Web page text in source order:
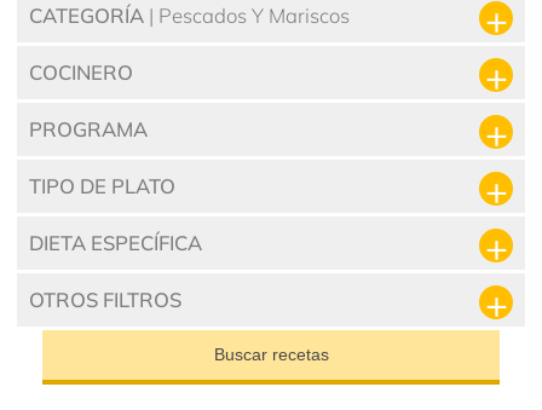
CATEGORÍA | Pescados Y Mariscos
COCINERO
PROGRAMA
TIPO DE PLATO
DIETA ESPECÍFICA
OTROS FILTROS
Buscar recetas